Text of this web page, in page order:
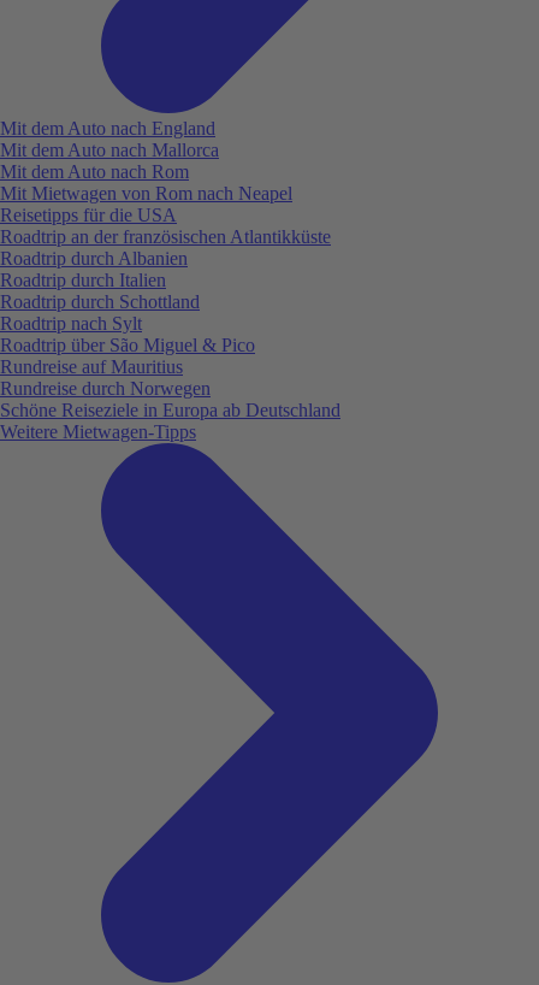
Mit dem Auto nach England
Mit dem Auto nach Mallorca
Mit dem Auto nach Rom
Mit Mietwagen von Rom nach Neapel
Reisetipps für die USA
Roadtrip an der französischen Atlantikküste
Roadtrip durch Albanien
Roadtrip durch Italien
Roadtrip durch Schottland
Roadtrip nach Sylt
Roadtrip über São Miguel & Pico
Rundreise auf Mauritius
Rundreise durch Norwegen
Schöne Reiseziele in Europa ab Deutschland
Weitere Mietwagen-Tipps